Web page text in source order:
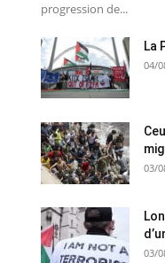
progression de...
La
04/
03/
03/